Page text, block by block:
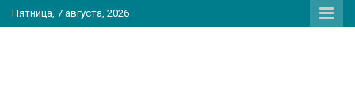
Перейти
к
Пятница, 7 августа, 2026